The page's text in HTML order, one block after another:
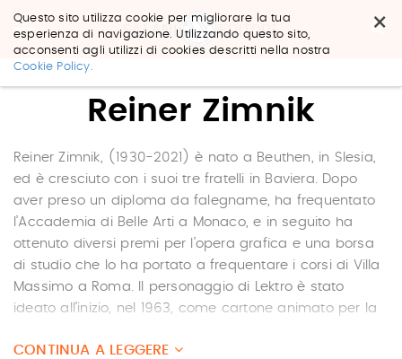
×
Questo sito utilizza cookie per migliorare la tua
esperienza di navigazione. Utilizzando questo sito,
acconsenti agli utilizzi di cookies descritti nella nostra
Cookie Policy.
Salta
navigazione
Reiner Zimnik
Reiner Zimnik, (1930-2021) è nato a Beuthen, in Slesia,
ed è cresciuto con i suoi tre fratelli in Baviera. Dopo
aver preso un diploma da falegname, ha frequentato
l’Accademia di Belle Arti a Monaco, e in seguito ha
ottenuto diversi premi per l’opera grafica e una borsa
di studio che lo ha portato a frequentare i corsi di Villa
Massimo a Roma. Il personaggio di Lektro è stato
ideato all’inizio, nel 1963, come cartone animato per la
protagonista di una serie di racconti, conquistando al
CONTINUA A LEGGERE